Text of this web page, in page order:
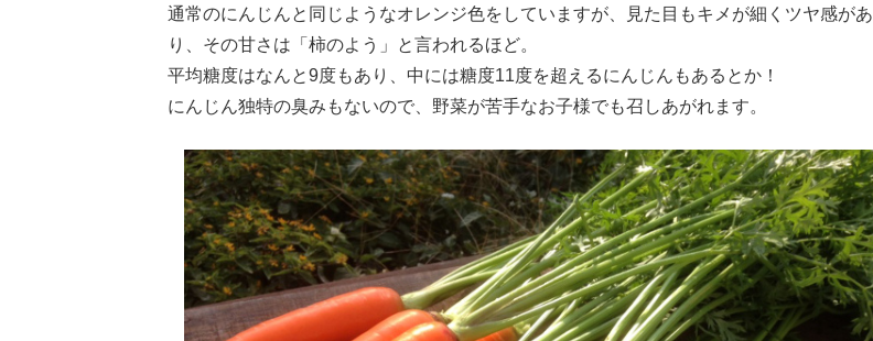
通常のにんじんと同じようなオレンジ色をしていますが、見た目もキメが細くツヤ感があ
り、その甘さは「柿のよう」と言われるほど。
平均糖度はなんと9度もあり、中には糖度11度を超えるにんじんもあるとか！
にんじん独特の臭みもないので、野菜が苦手なお子様でも召しあがれます。